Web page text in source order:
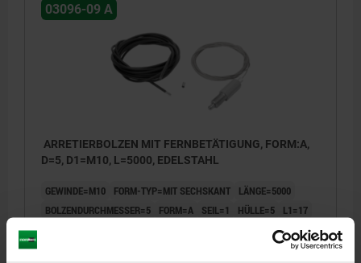
03096-09 A
ARRETIERBOLZEN MIT FERNBETÄTIGUNG, FORM:A,
D=5, D1=M10, L=5000, EDELSTAHL
GEWINDE=M10 FORM-TYP=MIT SECHSKANT
LÄNGE=5000
BOLZENDURCHMESSER=5
FORM=A SEIL=1 HÜLLE=5
L1=17